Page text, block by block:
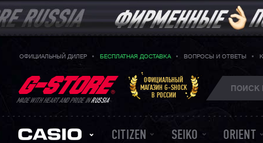
ОФИЦИАЛЬНЫЙ ДИЛЕР БЕСПЛАТНАЯ ДОСТАВКА ВОПРОСЫ И ОТВЕТЫ
MADE WITH HEART AND PRIDE INRUSSIA
ОФИЦИАЛЬНЫЙ
МАГАЗИН G-SHOCK
В РОССИИ
CITIZEN SEIKO ORIENT